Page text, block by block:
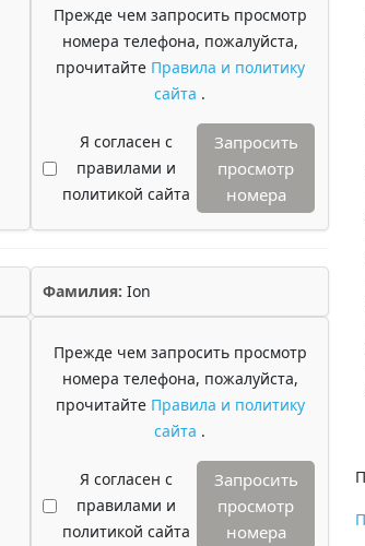
Прежде чем запросить просмотр
номера телефона, пожалуйста,
прочитайте Правила и политику
сайта .
Я согласен с
правилами и
политикой сайта
Запросить
просмотр
номера
Фамилия: Ion
Прежде чем запросить просмотр
номера телефона, пожалуйста,
прочитайте Правила и политику
сайта .
Я согласен с
правилами и
политикой сайта
Запросить
просмотр
номера